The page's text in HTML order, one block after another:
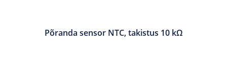
Põranda sensor NTC, takistus 10 kΩ